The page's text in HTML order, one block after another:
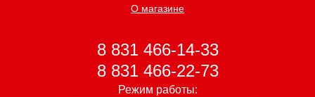
О магазине
8 831 466-14-33
8 831 466-22-73
Режим работы: